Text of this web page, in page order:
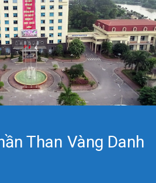
Than Vàng Danh